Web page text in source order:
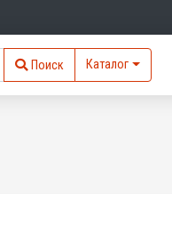
Поиск Каталог